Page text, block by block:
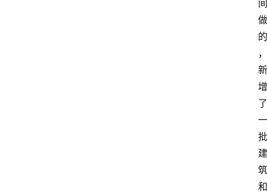
间
做
的
，
新
增
了
一
批
建
筑
和